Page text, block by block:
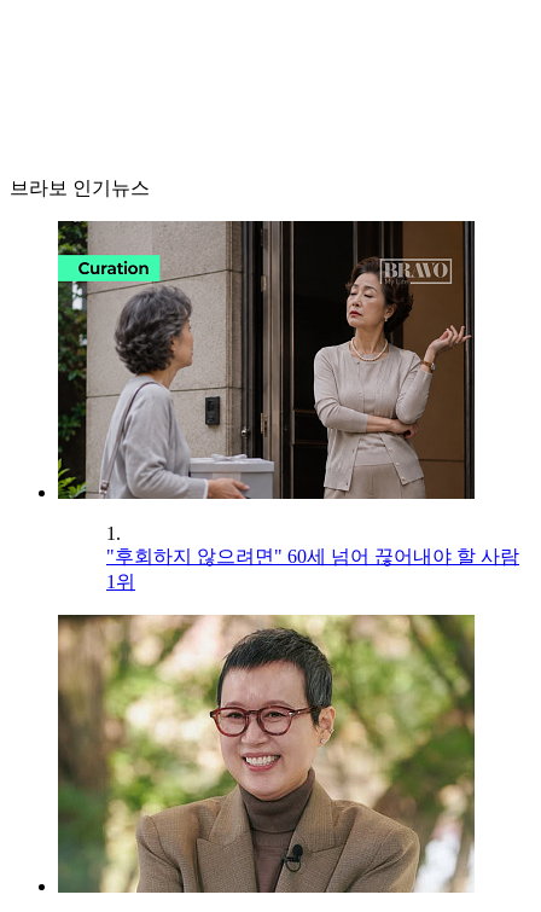
브라보 인기뉴스
1.
"후회하지 않으려면" 60세 넘어 끊어내야 할 사람
1위